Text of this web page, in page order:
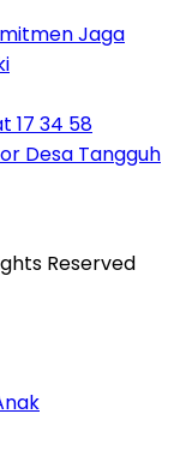
Jaga
Desa Tangguh
Reserved